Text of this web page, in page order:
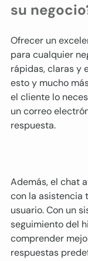
su
Ofrecer un
para cualquier
rápidas, claras y
esto y mucho
el cliente lo
un correo
respuesta.
Además, el chat
con la asistencia
usuario. Con un
seguimiento del
comprender
respuestas